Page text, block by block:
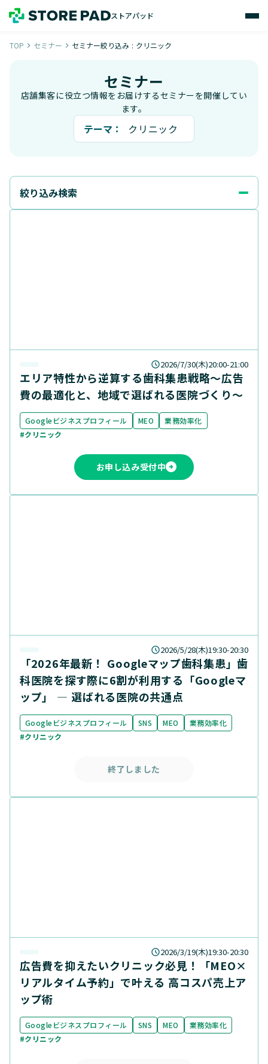
TOP navigate_next セミナー navigate_next セミナー絞り込み : クリニック
セミナー
店舗集客に役立つ情報をお届けするセミナーを開催してい
ます。
テーマ： クリニック
ストアパッド
絞り込み検索
2026/7/30(木)20:00-21:00
エリア特性から逆算する歯科集患戦略〜広告
費の最適化と、地域で選ばれる医院づくり〜
Googleビジネスプロフィール MEO
業務効率化
#クリニック
お申し込み受付中
2026/5/28(木)19:30-20:30
「2026年最新！ Googleマップ歯科集患」歯
科医院を探す際に6割が利用する「Googleマ
ップ」 ― 選ばれる医院の共通点
Googleビジネスプロフィール SNS MEO
業務効率化
#クリニック
終了しました
2026/3/19(木)19:30-20:30
広告費を抑えたいクリニック必見！「MEO×
リアルタイム予約」で叶える 高コスパ売上ア
ップ術
Googleビジネスプロフィール SNS MEO
業務効率化
#クリニック